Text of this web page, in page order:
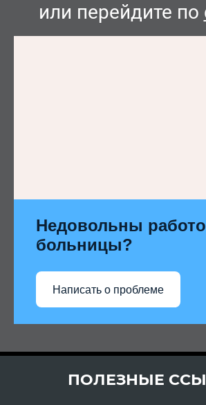
или перейдите по
Недовольны
больницы?
Написать о проблеме
ПОЛЕЗНЫЕ